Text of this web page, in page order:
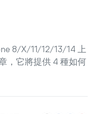
8/X/11/12/13/14 上
，它將提供 4 種如何